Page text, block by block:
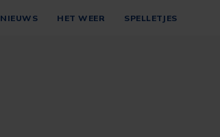
NIEUWS HET WEER SPELLETJES